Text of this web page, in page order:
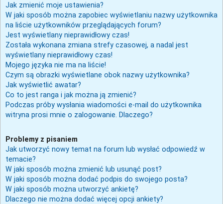
Jak zmienić moje ustawienia?
W jaki sposób można zapobiec wyświetlaniu nazwy użytkownika
na liście użytkowników przeglądających forum?
Jest wyświetlany nieprawidłowy czas!
Została wykonana zmiana strefy czasowej, a nadal jest
wyświetlany nieprawidłowy czas!
Mojego języka nie ma na liście!
Czym są obrazki wyświetlane obok nazwy użytkownika?
Jak wyświetlić awatar?
Co to jest ranga i jak można ją zmienić?
Podczas próby wysłania wiadomości e-mail do użytkownika
witryna prosi mnie o zalogowanie. Dlaczego?
Problemy z pisaniem
Jak utworzyć nowy temat na forum lub wysłać odpowiedź w
temacie?
W jaki sposób można zmienić lub usunąć post?
W jaki sposób można dodać podpis do swojego posta?
W jaki sposób można utworzyć ankietę?
Dlaczego nie można dodać więcej opcji ankiety?